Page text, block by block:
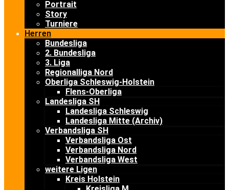
Portrait
Story
Turniere
Herren
Bundesliga
2. Bundesliga
3. Liga
Regionalliga Nord
Oberliga Schleswig-Holstein
Flens-Oberliga
Landesliga SH
Landesliga Schleswig
Landesliga Mitte (Archiv)
Verbandsliga SH
Verbandsliga Ost
Verbandsliga Nord
Verbandsliga West
weitere Ligen
Kreis Holstein